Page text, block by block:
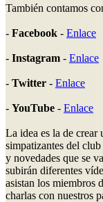
También contamos
- Facebook - Enlace
- Instagram - Enlace
- Twitter - Enlace
- YouTube - Enlace
La idea es la de crear
simpatizantes del
y novedades que se
subirán diferentes
asistan los miembros
charlas con nuestros